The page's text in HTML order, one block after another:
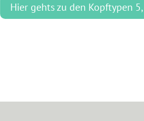
Hier gehts zu den Kopftypen 5,